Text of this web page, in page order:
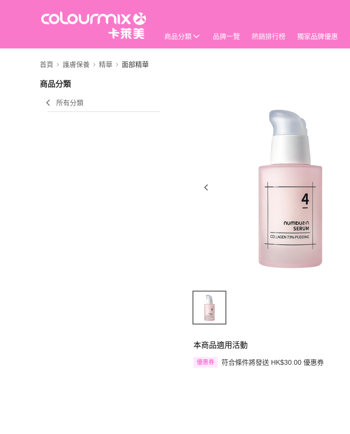
商品分類 品牌一覽 熱銷排行榜 獨家品牌優惠
首頁 護膚保養 精華 面部精華
商品分類
所有分類
本商品適用活動
優惠券 符合條件將發送 HK$30.00 優惠券